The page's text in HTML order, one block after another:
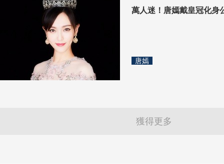
萬人迷！唐嫣戴皇冠化身
唐嫣
獲得更多